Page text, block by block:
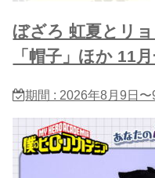
ぼざろ 虹夏とリ
「帽子」ほか 11
期間 : 2026年8月9日〜